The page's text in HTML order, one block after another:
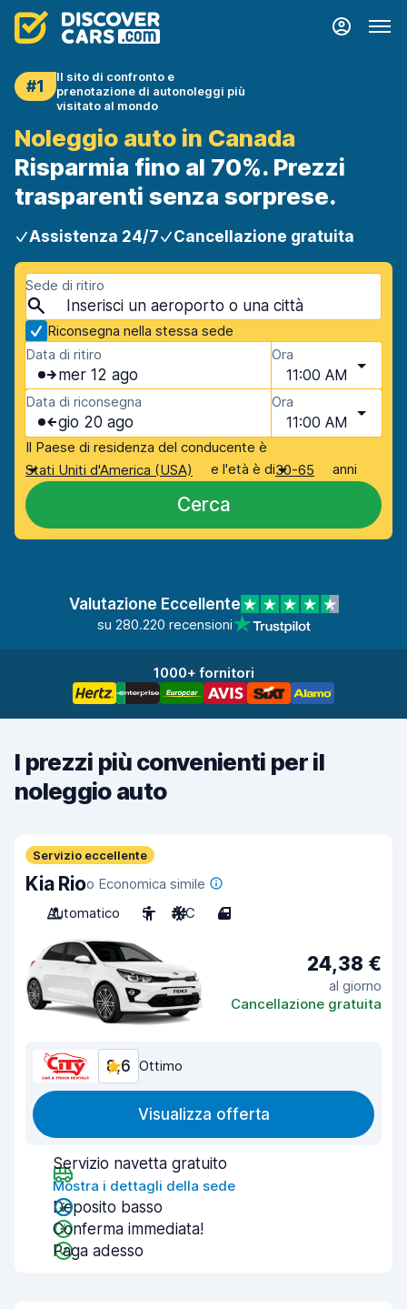
#1
Il sito di confronto e
prenotazione di autonoleggi più
visitato al mondo
Noleggio auto in Canada
Risparmia fino al 70%. Prezzi
trasparenti senza sorprese.
Assistenza 24/7 Cancellazione gratuita
Sede di ritiro
Riconsegna nella stessa sede
Data di ritiro
mer 12 ago
Ora
11:00 AM
Data di riconsegna
gio 20 ago
Ora
11:00 AM
Il Paese di residenza del conducente è
Stati Uniti d'America (USA)
e l'età è di30-65 anni
Cerca
Valutazione Eccellente
su 280.220 recensioni
1000+ fornitori
I prezzi più convenienti per il
noleggio auto
Servizio eccellente
Kia Rioo Economica simile
Automatico
5 A/C 4
24,38 €
al giorno
Cancellazione gratuita
8,6 Ottimo
Visualizza offerta
Servizio navetta gratuito
Mostra i dettagli della sede
Deposito basso
Conferma immediata!
Paga adesso